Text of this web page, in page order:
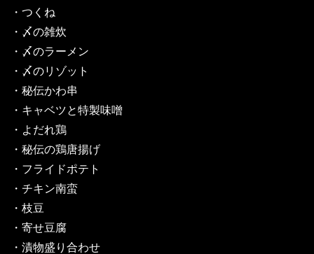
・つくね
・〆の雑炊
・〆のラーメン
・〆のリゾット
・秘伝かわ串
・キャベツと特製味噌
・よだれ鶏
・秘伝の鶏唐揚げ
・フライドポテト
・チキン南蛮
・枝豆
・寄せ豆腐
・漬物盛り合わせ